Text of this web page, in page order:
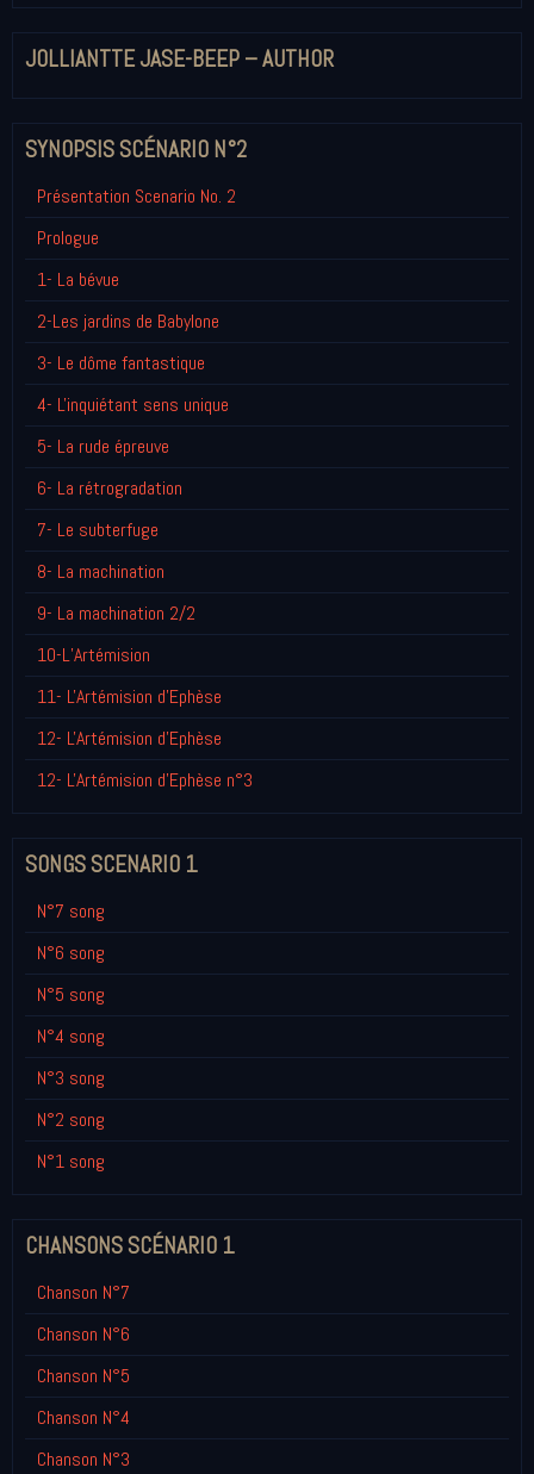
JOLLIANTTE JASE-BEEP – AUTHOR
SYNOPSIS SCÉNARIO N°2
Présentation Scenario No. 2
Prologue
1- La bévue
2-Les jardins de Babylone
3- Le dôme fantastique
4- L'inquiétant sens unique
5- La rude épreuve
6- La rétrogradation
7- Le subterfuge
8- La machination
9- La machination 2/2
10-L’Artémision
11- L'Artémision d'Ephèse
12- L'Artémision d'Ephèse
12- L'Artémision d'Ephèse n°3
SONGS SCENARIO 1
N°7 song
N°6 song
N°5 song
N°4 song
N°3 song
N°2 song
N°1 song
CHANSONS SCÉNARIO 1
Chanson N°7
Chanson N°6
Chanson N°5
Chanson N°4
Chanson N°3